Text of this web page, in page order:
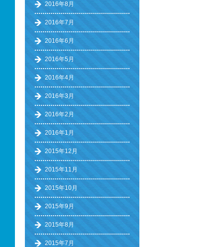
2016年8月
2016年7月
2016年6月
2016年5月
2016年4月
2016年3月
2016年2月
2016年1月
2015年12月
2015年11月
2015年10月
2015年9月
2015年8月
2015年7月